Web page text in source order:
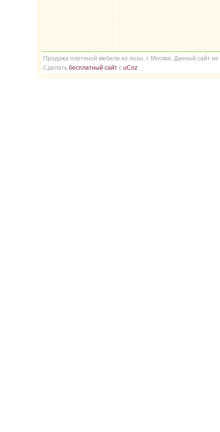
Продажа плетеной мебели из лозы. г. Москва. Данный сайт
Сделать бесплатный сайт с uCoz